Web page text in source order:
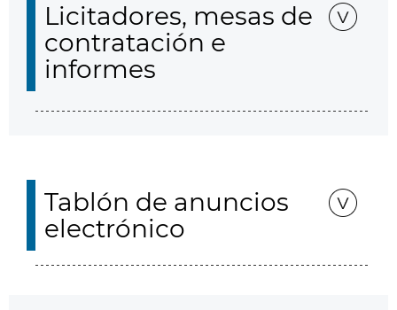
Licitadores, mesas de
contratación e
informes
Tablón de anuncios
electrónico